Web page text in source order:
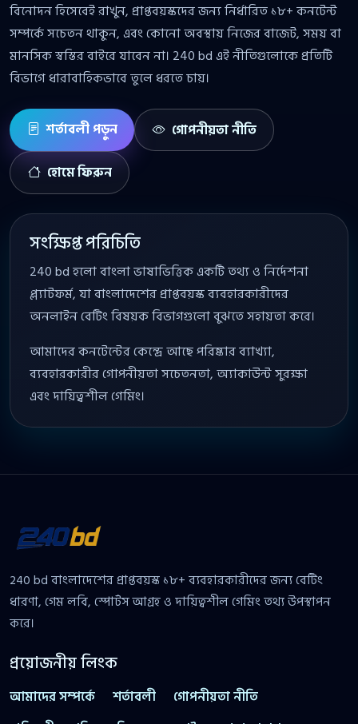
বিনোদন হিসেবেই রাখুন, প্রাপ্তবয়স্কদের জন্য নির্ধারিত ১৮+ কনটেন্ট
সম্পর্কে সচেতন থাকুন, এবং কোনো অবস্থায় নিজের বাজেট, সময় বা
মানসিক স্বস্তির বাইরে যাবেন না। 240 bd এই নীতিগুলোকে প্রতিটি
বিভাগে ধারাবাহিকভাবে তুলে ধরতে চায়।
শর্তাবলী পড়ুন গোপনীয়তা নীতি
হোমে ফিরুন
সংক্ষিপ্ত পরিচিতি
240 bd হলো বাংলা ভাষাভিত্তিক একটি তথ্য ও নির্দেশনা
প্ল্যাটফর্ম, যা বাংলাদেশের প্রাপ্তবয়স্ক ব্যবহারকারীদের
অনলাইন বেটিং বিষয়ক বিভাগগুলো বুঝতে সহায়তা করে।
আমাদের কনটেন্টের কেন্দ্রে আছে পরিষ্কার ব্যাখ্যা,
ব্যবহারকারীর গোপনীয়তা সচেতনতা, অ্যাকাউন্ট সুরক্ষা
এবং দায়িত্বশীল গেমিং।
240 bd বাংলাদেশের প্রাপ্তবয়স্ক ১৮+ ব্যবহারকারীদের জন্য বেটিং
ধারণা, গেম লবি, স্পোর্টস আগ্রহ ও দায়িত্বশীল গেমিং তথ্য উপস্থাপন
করে।
প্রয়োজনীয় লিংক
আমাদের সম্পর্কে শর্তাবলী
গোপনীয়তা নীতি